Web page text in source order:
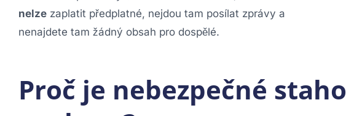
nelze zaplatit předplatné, nejdou tam posílat zprávy a
nenajdete tam žádný obsah pro dospělé.
Proč je nebezpečné